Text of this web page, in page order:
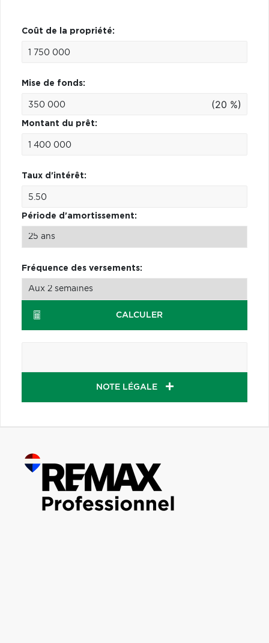
Coût de la propriété:
Mise de fonds:
(20 %)
Montant du prêt:
Taux d'intérêt:
Période d'amortissement:
Fréquence des versements:
CALCULER
NOTE LÉGALE